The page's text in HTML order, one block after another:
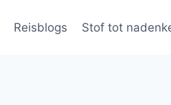
Reisblogs Stof tot